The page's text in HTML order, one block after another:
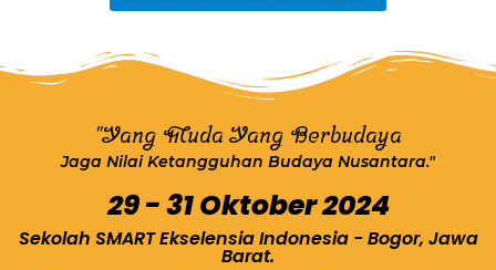
"Yang Muda Yang Berbudaya
Jaga Nilai Ketangguhan Budaya Nusantara."
29 - 31 Oktober 2024
Sekolah SMART Ekselensia Indonesia - Bogor, Jawa
Barat.